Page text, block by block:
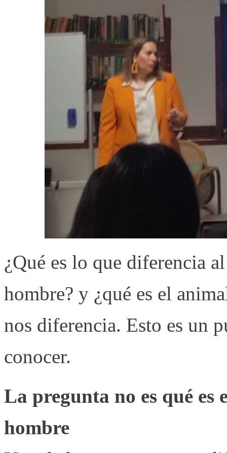
¿Qué es lo que diferencia
hombre? y ¿qué es el
nos diferencia. Esto es un
conocer.
La pregunta no es qué es
hombre